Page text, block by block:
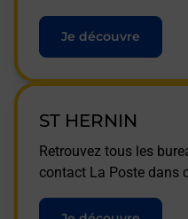
Je découvre
ST HERNIN
Retrouvez tous les
contact La Poste dans